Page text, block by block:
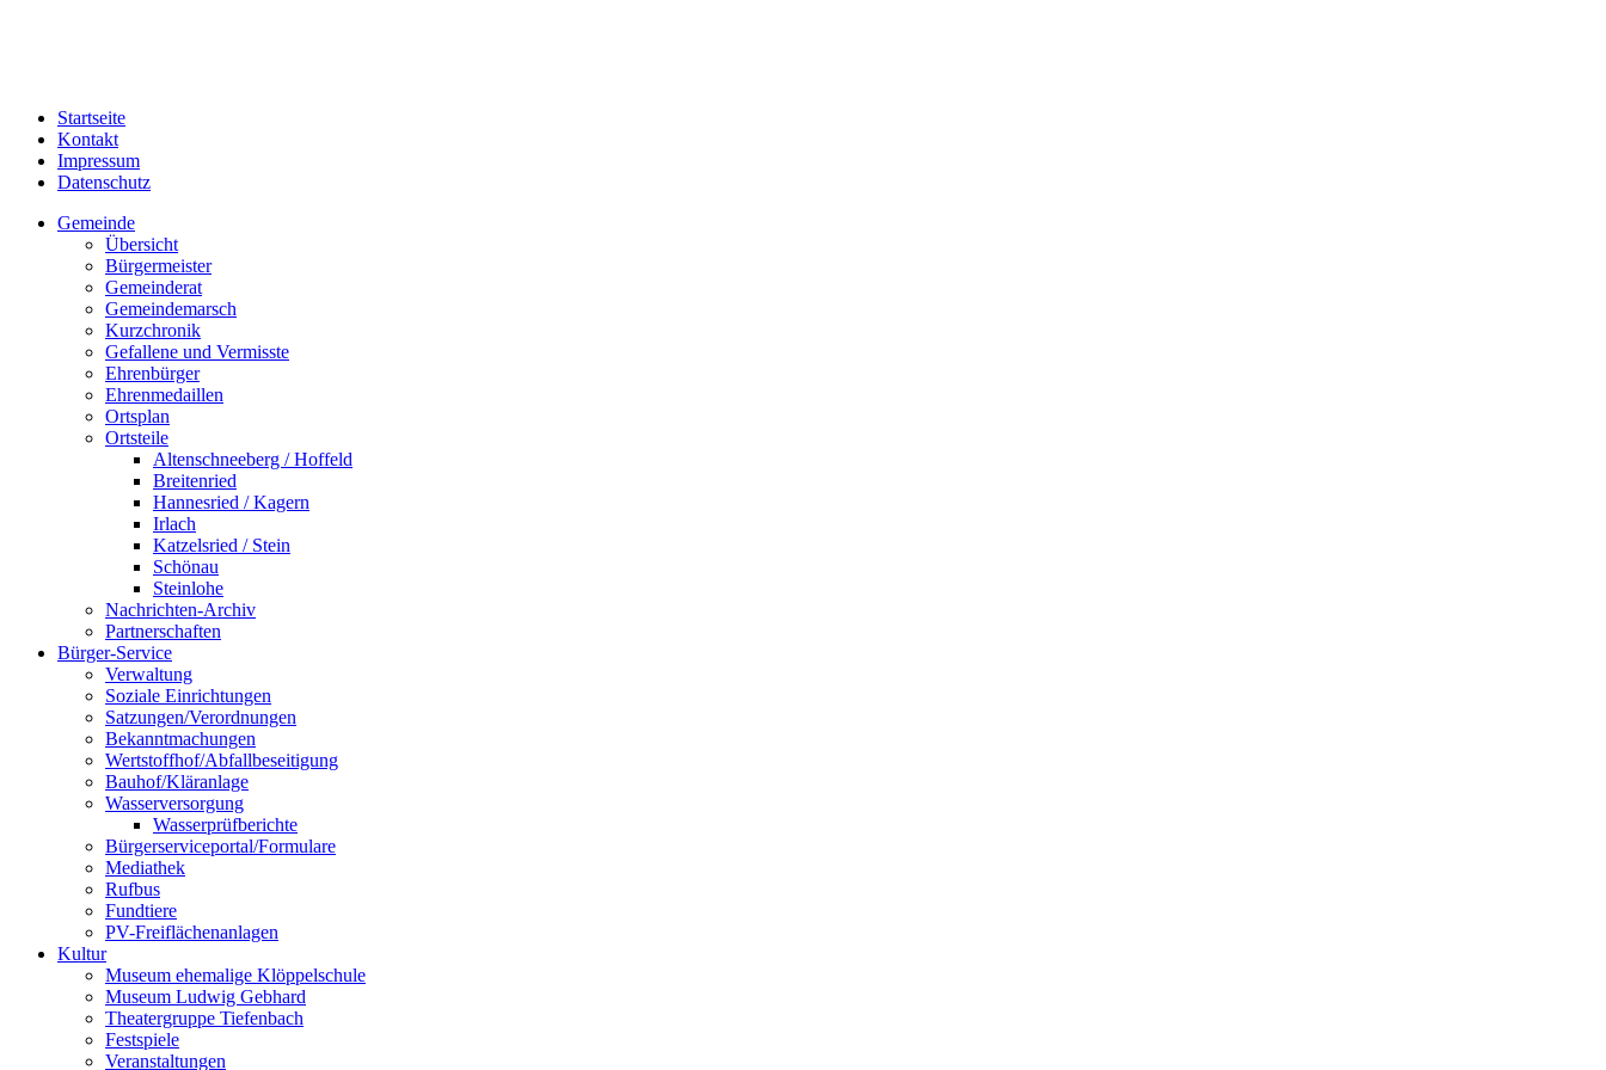
Datenschutz
Gemeinde
Übersicht
Gemeinderat
Gemeindemarsch
Kurzchronik
Gefallene und Vermisste
Ehrenbürger
Ehrenmedaillen
Ortsplan
Ortsteile
Altenschneeberg / Hoffeld
Breitenried
Hannesried / Kagern
Irlach
Katzelsried / Stein
Schönau
Steinlohe
Nachrichten-Archiv
Partnerschaften
Bürger-Service
Verwaltung
Soziale Einrichtungen
Satzungen/Verordnungen
Bekanntmachungen
Wertstoffhof/Abfallbeseitigung
Bauhof/Kläranlage
Wasserversorgung
Wasserprüfberichte
Bürgerserviceportal/Formulare
Mediathek
Rufbus
Fundtiere
PV-Freiflächenanlagen
Kultur
Museum ehemalige Klöppelschule
Museum Ludwig Gebhard
Theatergruppe Tiefenbach
Festspiele
Veranstaltungen
Vereine
Tourismus